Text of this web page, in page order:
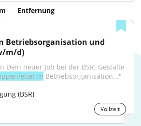
Entfernung
Betriebsorganisation und
m/d)
Betriebsorganisation..."
(BSR)
Vollzeit